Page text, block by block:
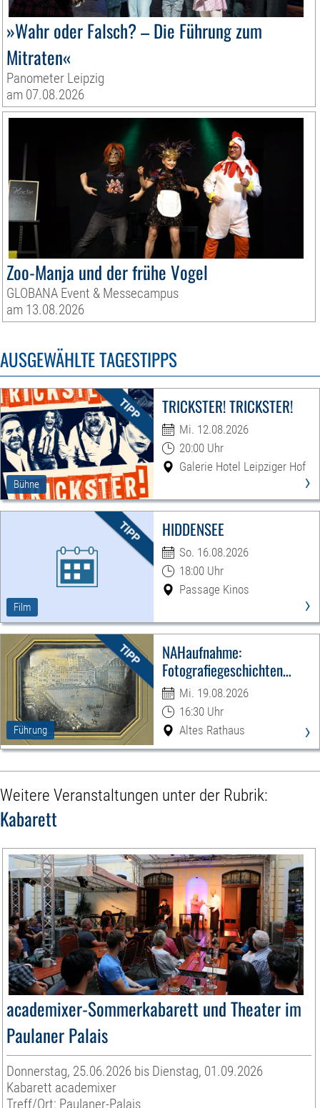
»Wahr oder Falsch? – Die Führung zum
Mitraten«
Panometer Leipzig
am 07.08.2026
Zoo-Manja und der frühe Vogel
GLOBANA Event & Messecampus
am 13.08.2026
AUSGEWÄHLTE TAGESTIPPS
Bühne
TRICKSTER! TRICKSTER!
Mi. 12.08.2026
20:00 Uhr
Galerie Hotel Leipziger Hof
›
Film
HIDDENSEE
So. 16.08.2026
18:00 Uhr
Passage Kinos
›
Führung
NAHaufnahme:
Fotografiegeschichten
Leipzigs
Mi. 19.08.2026
16:30 Uhr
Altes Rathaus
›
Weitere Veranstaltungen unter der Rubrik:
Kabarett
academixer-Sommerkabarett und Theater im
Paulaner Palais
Donnerstag, 25.06.2026 bis Dienstag, 01.09.2026
Kabarett academixer
Treff/Ort: Paulaner-Palais